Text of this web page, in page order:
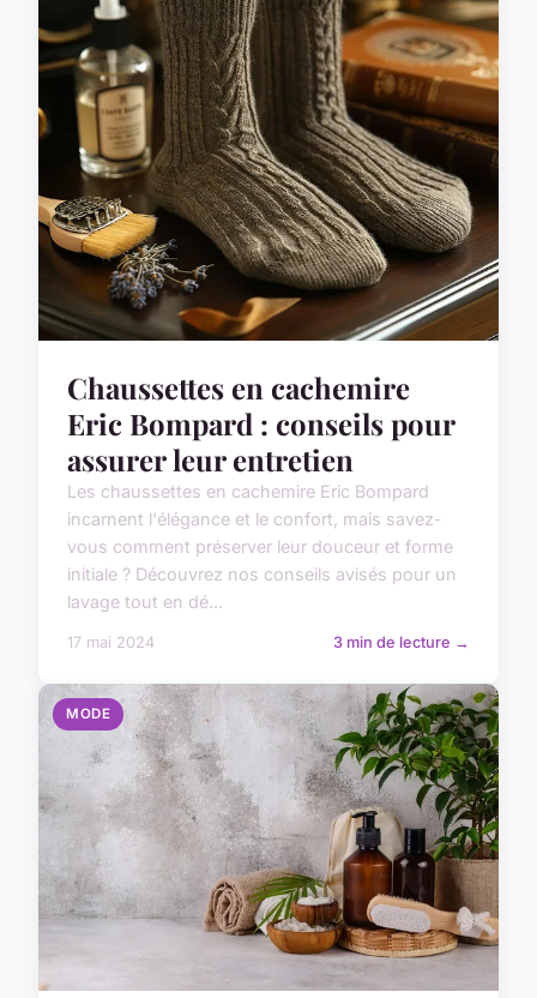
Chaussettes en cachemire
Eric Bompard : conseils pour
assurer leur entretien
Les chaussettes en cachemire Eric Bompard
incarnent l'élégance et le confort, mais savez-
vous comment préserver leur douceur et forme
initiale ? Découvrez nos conseils avisés pour un
lavage tout en dé...
17 mai 2024 3 min de lecture →
MODE